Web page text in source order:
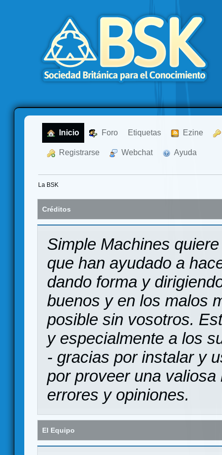
Inicio Foro Etiquetas Ezine
Registrarse Webchat Ayuda
La BSK
Créditos
Simple Machines
que han ayudado a
dando forma y
buenos y en los malos
posible sin vosotros.
y especialmente a los
- gracias por instalar y
por proveer una
errores y opiniones.
El Equipo